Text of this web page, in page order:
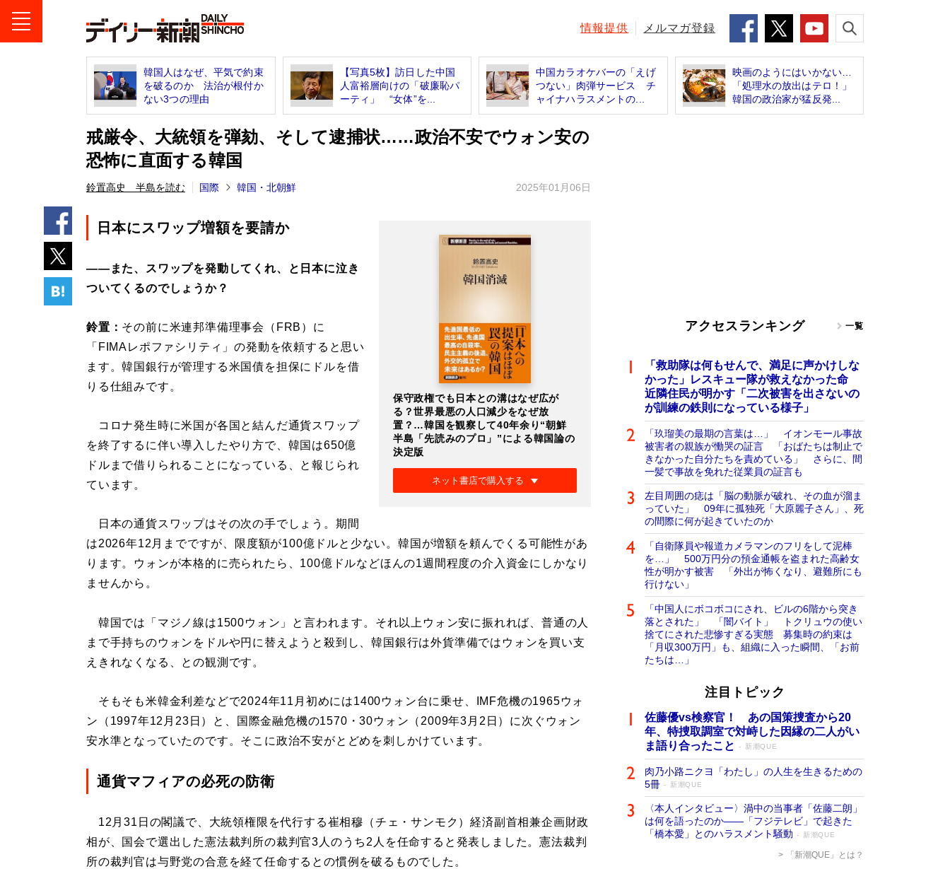
情報提供 メルマガ登録
韓国人はなぜ、平気で約束
を破るのか 法治が根付か
ない3つの理由
【写真5枚】訪日した中国
人富裕層向けの「破廉恥パ
ーティ」 “女体”を...
中国カラオケバーの「えげ
つない」肉弾サービス チ
ャイナハラスメントの...
映画のようにはいかない…
「処理水の放出はテロ！」
韓国の政治家が猛反発...
戒厳令、大統領を弾劾、そして逮捕状……政治不安でウォン安の
恐怖に直面する韓国
鈴置高史 半島を読む 国際 韓国・北朝鮮 2025年01月06日
保守政権でも日本との溝はなぜ広が
る？世界最悪の人口減少をなぜ放
置？…韓国を観察して40年余り“朝鮮
半島「先読みのプロ」”による韓国論の
決定版
ネット書店で購入する
日本にスワップ増額を要請か
――また、スワップを発動してくれ、と日本に泣き
ついてくるのでしょうか？
鈴置： その前に米連邦準備理事会（FRB）に
「FIMAレポファシリティ」の発動を依頼すると思い
ます。韓国銀行が管理する米国債を担保にドルを借
りる仕組みです。
コロナ発生時に米国が各国と結んだ通貨スワップ
を終了するに伴い導入したやり方で、韓国は650億
ドルまで借りられることになっている、と報じられ
ています。
日本の通貨スワップはその次の手でしょう。期間
は2026年12月までですが、限度額が100億ドルと少ない。韓国が増額を頼んでくる可能性があ
ります。ウォンが本格的に売られたら、100億ドルなどほんの1週間程度の介入資金にしかなり
ませんから。
韓国では「マジノ線は1500ウォン」と言われます。それ以上ウォン安に振れれば、普通の人
まで手持ちのウォンをドルや円に替えようと殺到し、韓国銀行は外貨準備ではウォンを買い支
えきれなくなる、との観測です。
そもそも米韓金利差などで2024年11月初めには1400ウォン台に乗せ、IMF危機の1965ウォ
ン（1997年12月23日）と、国際金融危機の1570・30ウォン（2009年3月2日）に次ぐウォン
安水準となっていたのです。そこに政治不安がとどめを刺しかけています。
通貨マフィアの必死の防衛
12月31日の閣議で、大統領権限を代行する崔相穆（チェ・サンモク）経済副首相兼企画財政
相が、国会で選出した憲法裁判所の裁判官3人のうち2人を任命すると発表しました。憲法裁判
所の裁判官は与野党の合意を経て任命するとの慣例を破るものでした。
アクセスランキング 一覧
「救助隊は何もせんで、満足に声かけしな
かった」レスキュー隊が救えなかった命
近隣住民が明かす「二次被害を出さないの
が訓練の鉄則になっている様子」
「玖瑠美の最期の言葉は…」 イオンモール事故
被害者の親族が慟哭の証言 「おばたちは制止で
きなかった自分たちを責めている」 さらに、間
一髪で事故を免れた従業員の証言も
左目周囲の痣は「脳の動脈が破れ、その血が溜ま
っていた」 09年に孤独死「大原麗子さん」、死
の間際に何が起きていたのか
「自衛隊員や報道カメラマンのフリをして泥棒
を…」 500万円分の預金通帳を盗まれた高齢女
性が明かす被害 「外出が怖くなり、避難所にも
行けない」
「中国人にボコボコにされ、ビルの6階から突き
落とされた」 「闇バイト」 トクリュウの使い
捨てにされた悲惨すぎる実態 募集時の約束は
「月収300万円」も、組織に入った瞬間、「お前
たちは…」
注目トピック
佐藤優vs検察官！ あの国策捜査から20
年、特捜取調室で対峙した因縁の二人がい
ま語り合ったこと
新潮QUE
肉乃小路ニクヨ「わたし」の人生を生きるための
5冊
新潮QUE
〈本人インタビュー〉渦中の当事者「佐藤二朗」
は何を語ったのか――「フジテレビ」で起きた
「橋本愛」とのハラスメント騒動
新潮QUE
「新潮QUE」とは？